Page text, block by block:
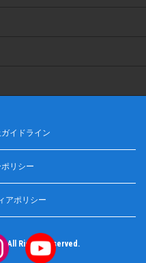
イドライン
リシー
アポリシー
All Rights Reserved.